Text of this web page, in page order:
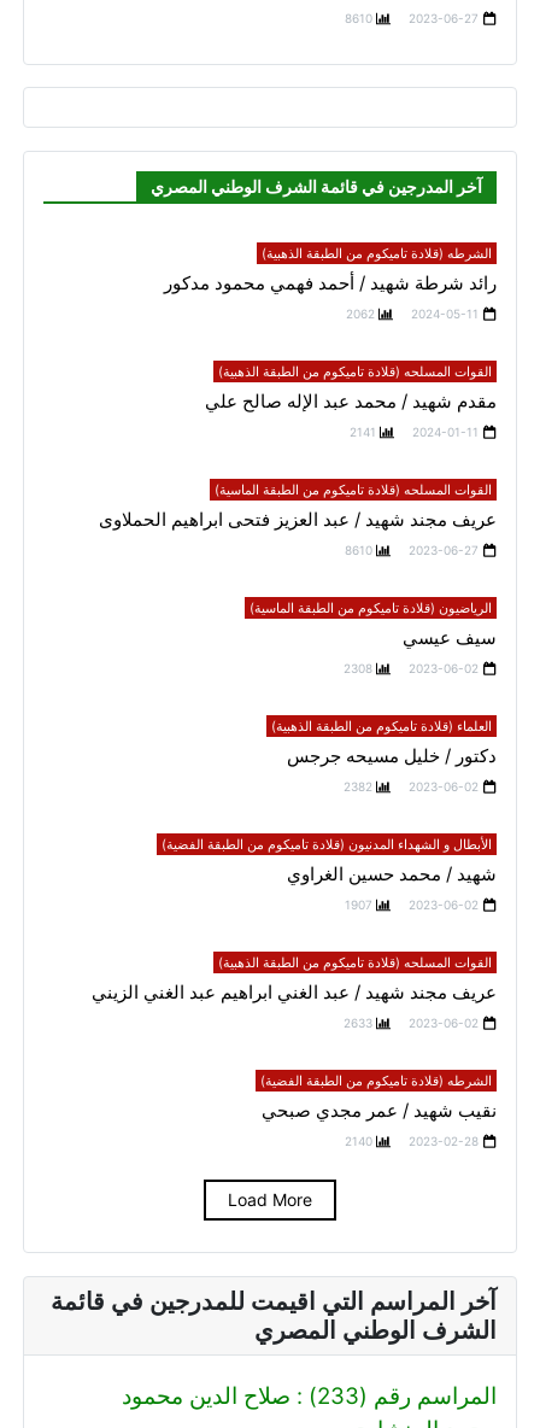
2023-06-27
8610
آخر المدرجين في قائمة الشرف الوطني المصري
الشرطه (قلادة تاميكوم من الطبقة الذهبية)
رائد شرطة شهيد / أحمد فهمي محمود مدكور
2024-05-11
2062
القوات المسلحه (قلادة تاميكوم من الطبقة الذهبية)
مقدم شهيد / محمد عبد الإله صالح علي
2024-01-11
2141
القوات المسلحه (قلادة تاميكوم من الطبقة الماسية)
عريف مجند شهيد / عبد العزيز فتحى ابراهيم الحملاوى
2023-06-27
8610
الرياضيون (قلادة تاميكوم من الطبقة الماسية)
سيف عيسي
2023-06-02
2308
العلماء (قلادة تاميكوم من الطبقة الذهبية)
دكتور / خليل مسيحه جرجس
2023-06-02
2382
الأبطال و الشهداء المدنيون (قلادة تاميكوم من الطبقة الفضية)
شهيد / محمد حسين الغراوي
2023-06-02
1907
القوات المسلحه (قلادة تاميكوم من الطبقة الذهبية)
عريف مجند شهيد / عبد الغني ابراهيم عبد الغني الزيني
2023-06-02
2633
الشرطه (قلادة تاميكوم من الطبقة الفضية)
نقيب شهيد / عمر مجدي صبحي
2023-02-28
2140
Load More
آخر المراسم التي اقيمت للمدرجين في قائمة
الشرف الوطني المصري
المراسم رقم (233) : صلاح الدين محمود